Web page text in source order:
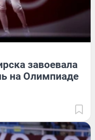
завоевала
на Олимпиаде